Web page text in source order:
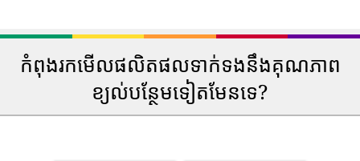
កំពុងរកមើលផលិតផលទាក់ទងនឹងគុណភាព
ខ្យល់បន្ថែមទៀតមែនទេ?